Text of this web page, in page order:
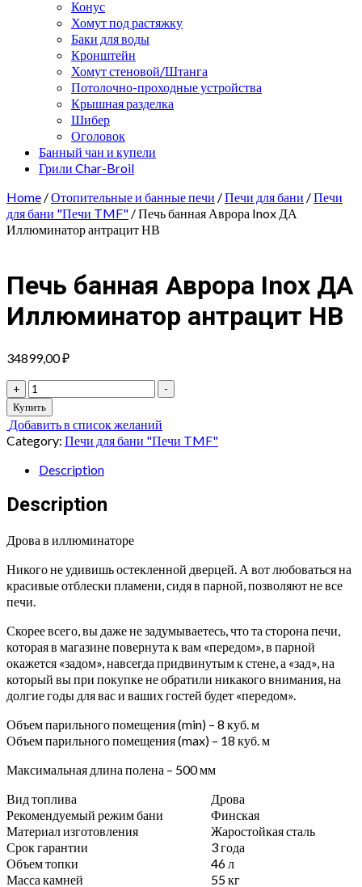
Конус
Хомут под растяжку
Баки для воды
Кронштейн
Хомут стеновой/Штанга
Потолочно-проходные устройства
Крышная разделка
Шибер
Оголовок
Банный чан и купели
Грили Char-Broil
Home /Отопительные и банные печи /Печи для бани /Печи
для бани "Печи TMF" / Печь банная Аврора Inox ДА
Иллюминатор антрацит НВ
Печь банная Аврора Inox ДА
Иллюминатор антрацит НВ
34899,00₽
+
Печь
банная
Аврора
Inox
ДА
Иллюминатор
НВ
quantity
-
Купить
Добавить в список желаний
Category: Печи для бани "Печи TMF"
Description
Description
Дрова в иллюминаторе
Никого не удивишь остекленной дверцей. А вот любоваться на
красивые отблески пламени, сидя в парной, позволяют не все
печи.
Скорее всего, вы даже не задумываетесь, что та сторона печи,
которая в магазине повернута к вам «передом», в парной
окажется «задом», навсегда придвинутым к стене, а «зад», на
который вы при покупке не обратили никакого внимания, на
долгие годы для вас и ваших гостей будет «передом».
Объем парильного помещения (min) – 8 куб. м
Объем парильного помещения (max) – 18 куб. м
Максимальная длина полена – 500 мм
Вид топлива
Дрова
Рекомендуемый режим бани
Финская
Материал изготовления
Жаростойкая сталь
Срок гарантии
3 года
Объем топки
46 л
Масса камней
55 кг